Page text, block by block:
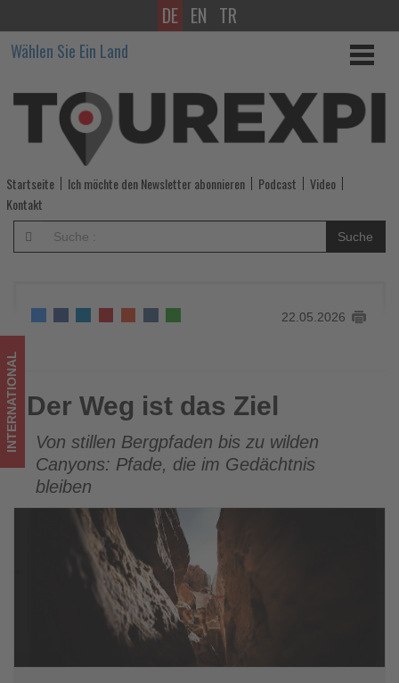
Der
Weg
ist
das
Ziel
-
Wissen,
im
Tourismus
los
ist!
DE EN TR
Wählen Sie Ein Land
Startseite Ich möchte den Newsletter abonnieren Podcast
Video
Kontakt
Suche
22.05.2026
Der Weg ist das Ziel
INTERNATIONAL Der Weg ist das Ziel
Von stillen Bergpfaden bis zu wilden
Canyons: Pfade, die im Gedächtnis
bleiben